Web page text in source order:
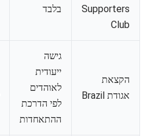
Supporters
Club
בלבד
הקצאת
אגודת Brazil
גישה
ייעודית
לאוהדים
לפי הדרכת
ההתאחדות